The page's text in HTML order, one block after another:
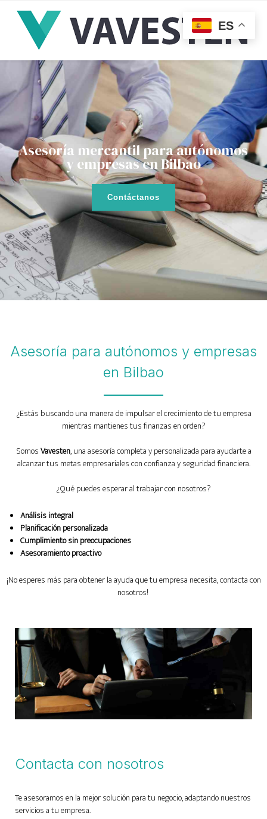
ES
Asesoría mercantil para autónomos
y empresas en Bilbao
Contáctanos
Asesoría para autónomos y empresas
en Bilbao
¿Estás buscando una manera de impulsar el crecimiento de tu empresa
mientras mantienes tus finanzas en orden?
SomosVavesten, una asesoría completa y personalizada para ayudarte a
alcanzar tus metas empresariales con confianza y seguridad financiera.
¿Qué puedes esperar al trabajar con nosotros?
Análisis integral
Planificación personalizada
Cumplimiento sin preocupaciones
Asesoramiento proactivo
¡No esperes más para obtener la ayuda que tu empresa necesita, contacta con
nosotros!
Contacta con nosotros
Te asesoramos en la mejor solución para tu negocio, adaptando nuestros
servicios a tu empresa.